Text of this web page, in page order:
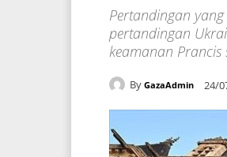
Pertandingan
pertandingan
keamanan
By GazaAdmin 24/